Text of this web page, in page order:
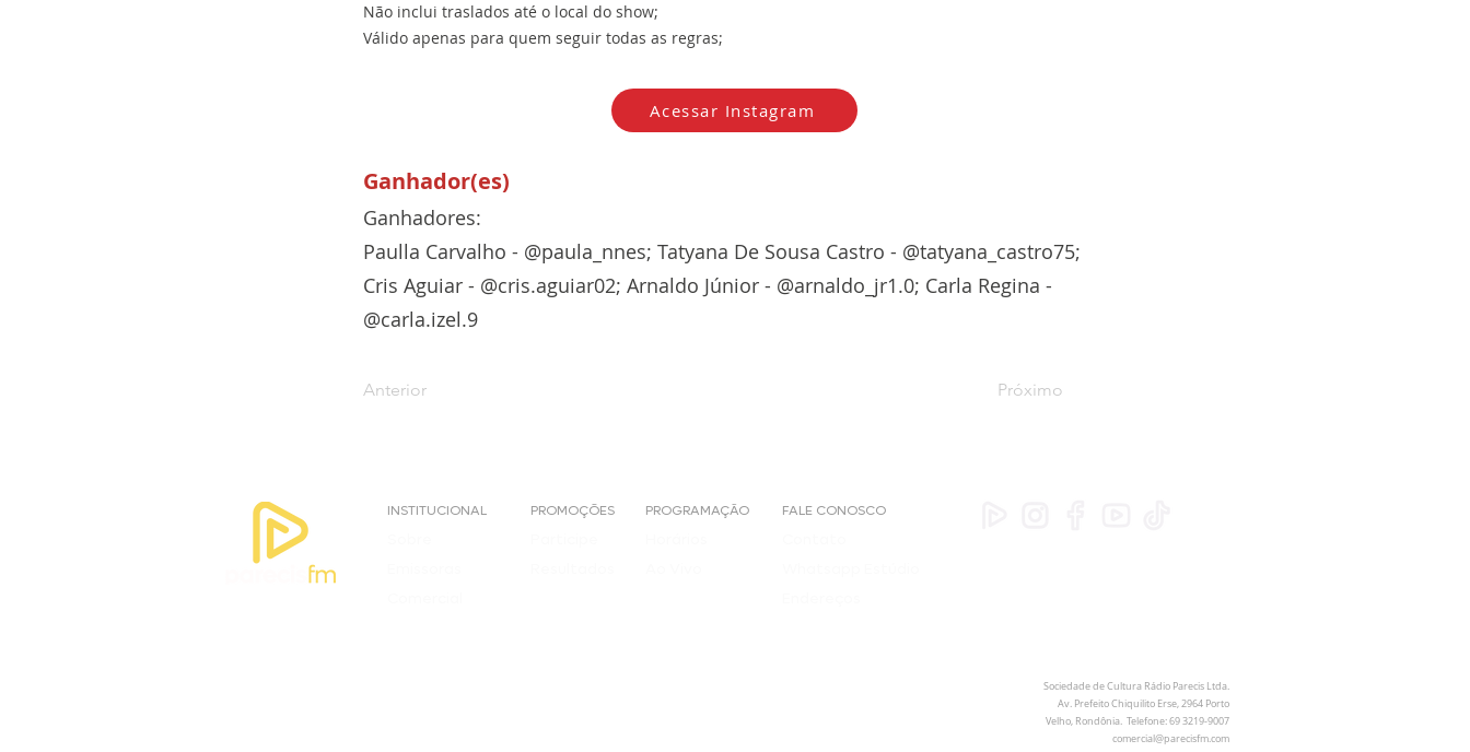
Não inclui traslados até o local do show;
Válido apenas para quem seguir todas as regras;
Acessar Instagram
Ganhador(es)
Ganhadores:
Paulla Carvalho - @paula_nnes; Tatyana De Sousa Castro - @tatyana_castro75;
Cris Aguiar - @cris.aguiar02; Arnaldo Júnior - @arnaldo_jr1.0; Carla Regina -
@carla.izel.9
Anterior Próximo
INSTITUCIONAL PROMOÇÕES PROGRAMAÇÃO FALE CONOSCO
Sociedade de Cultura Rádio Parecis Ltda.
Av. Prefeito Chiquilito Erse, 2964 Porto
Velho, Rondônia. Telefone: 69 3219-9007
comercial@parecisfm.com